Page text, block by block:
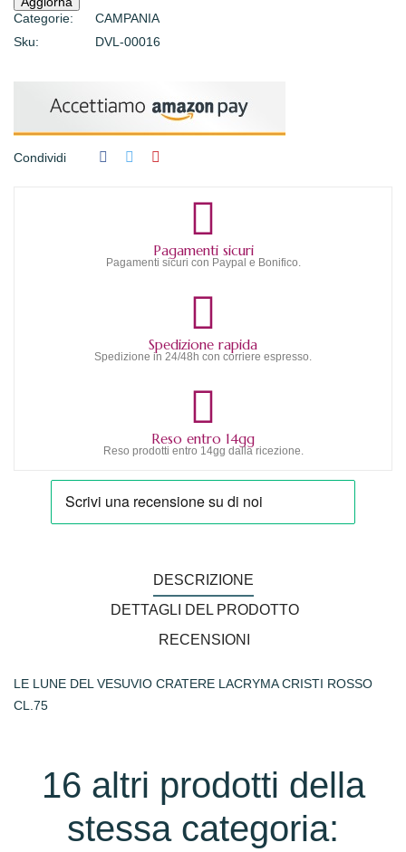
Categorie:
CAMPANIA
Sku:
DVL-00016
Condividi
Pagamenti sicuri
Pagamenti sicuri con Paypal e Bonifico.
Spedizione rapida
Spedizione in 24/48h con corriere espresso.
Reso entro 14gg
Reso prodotti entro 14gg dalla ricezione.
DESCRIZIONE
DETTAGLI DEL PRODOTTO
RECENSIONI
LE LUNE DEL VESUVIO CRATERE LACRYMA CRISTI ROSSO
CL.75
16 altri prodotti della
stessa categoria: